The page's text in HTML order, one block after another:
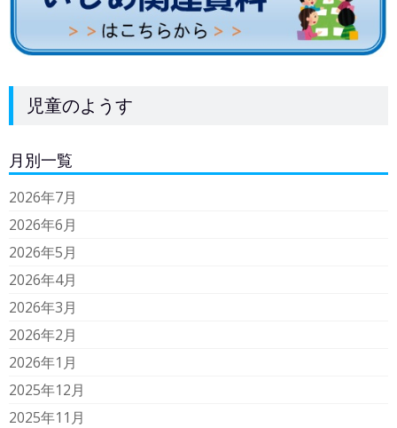
児童のようす
月別一覧
2026年7月
2026年6月
2026年5月
2026年4月
2026年3月
2026年2月
2026年1月
2025年12月
2025年11月